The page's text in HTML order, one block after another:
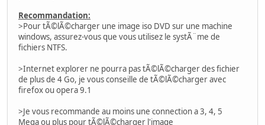
Recommandation:
>Pour tÃ©lÃ©charger une image iso DVD sur une machine
windows, assurez-vous que vous utilisez le systÃ¨me de
fichiers NTFS.
>Internet explorer ne pourra pas tÃ©lÃ©charger des fichier
de plus de 4 Go, je vous conseille de tÃ©lÃ©charger avec
firefox ou opera 9.1
>Je vous recommande au moins une connection a 3, 4, 5
Mega ou plus pour tÃ©lÃ©charger l'image